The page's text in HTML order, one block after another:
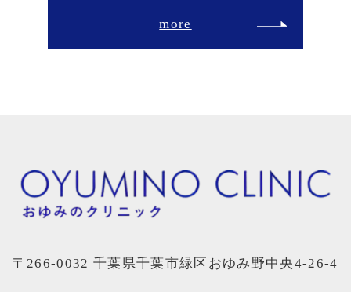
more
〒266-0032 千葉県千葉市緑区おゆみ野中央4-26-4